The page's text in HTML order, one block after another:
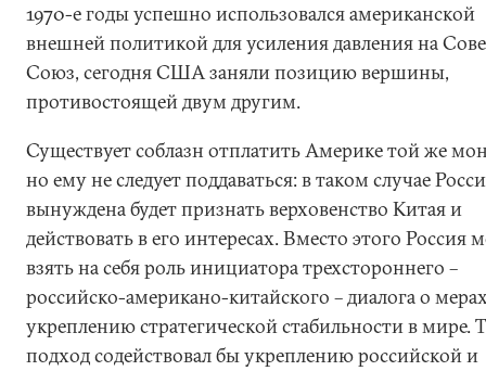
1970-е годы успешно использовался американской
внешней политикой для усиления давления на
Союз, сегодня США заняли позицию вершины,
противостоящей двум другим.
Существует соблазн отплатить Америке той же
но ему не следует поддаваться: в таком случае
вынуждена будет признать верховенство Китая и
действовать в его интересах. Вместо этого Россия
взять на себя роль инициатора трехстороннего –
российско-американо-китайского – диалога о
укреплению стратегической стабильности в мире.
подход содействовал бы укреплению российской и